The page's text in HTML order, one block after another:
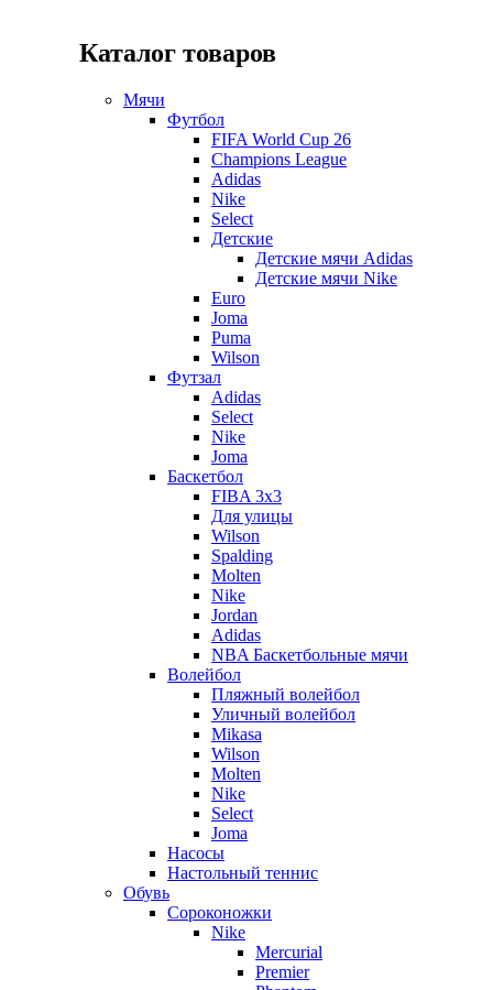
Каталог товаров
Мячи
Футбол
FIFA World Cup 26
Champions League
Adidas
Nike
Select
Детские
Детские мячи Adidas
Детские мячи Nike
Euro
Joma
Puma
Wilson
Футзал
Adidas
Select
Nike
Joma
Баскетбол
FIBA 3x3
Для улицы
Wilson
Spalding
Molten
Nike
Jordan
Adidas
NBA Баскетбольные мячи
Волейбол
Пляжный волейбол
Уличный волейбол
Mikasa
Wilson
Molten
Nike
Select
Joma
Насосы
Настольный теннис
Обувь
Сороконожки
Nike
Mercurial
Premier